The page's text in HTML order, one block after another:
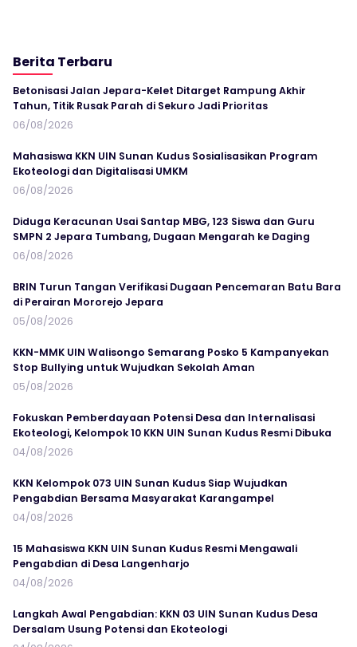
Berita Terbaru
Betonisasi Jalan Jepara-Kelet Ditarget Rampung Akhir
Tahun, Titik Rusak Parah di Sekuro Jadi Prioritas
06/08/2026
Mahasiswa KKN UIN Sunan Kudus Sosialisasikan Program
Ekoteologi dan Digitalisasi UMKM
06/08/2026
Diduga Keracunan Usai Santap MBG, 123 Siswa dan Guru
SMPN 2 Jepara Tumbang, Dugaan Mengarah ke Daging
06/08/2026
BRIN Turun Tangan Verifikasi Dugaan Pencemaran Batu Bara
di Perairan Mororejo Jepara
05/08/2026
KKN-MMK UIN Walisongo Semarang Posko 5 Kampanyekan
Stop Bullying untuk Wujudkan Sekolah Aman
05/08/2026
Fokuskan Pemberdayaan Potensi Desa dan Internalisasi
Ekoteologi, Kelompok 10 KKN UIN Sunan Kudus Resmi Dibuka
04/08/2026
KKN Kelompok 073 UIN Sunan Kudus Siap Wujudkan
Pengabdian Bersama Masyarakat Karangampel
04/08/2026
15 Mahasiswa KKN UIN Sunan Kudus Resmi Mengawali
Pengabdian di Desa Langenharjo
04/08/2026
Langkah Awal Pengabdian: KKN 03 UIN Sunan Kudus Desa
Dersalam Usung Potensi dan Ekoteologi